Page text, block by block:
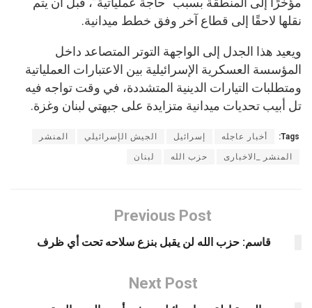
نقلها لاحقًا إلى قطاع آخر وفق خطط ميدانية.
ويعيد هذا الجدل إلى الواجهة التوتر المتصاعد داخل
المؤسسة العسكرية الإسرائيلية بين الاعتبارات العملياتية
ومتطلبات التيارات الدينية المتشددة، في وقت تواجه فيه
تل أبيب تحديات ميدانية متزايدة على جبهتي لبنان وغزة.
Tags: أخبار عاجله إسرائيل الجيش الإسرائيلي المنشر
المنشر _الاخبارى حزب الله لبنان
Previous Post
قاسم: حزب الله لن يقبل بنزع سلاحه تحت أي ظرف
Next Post